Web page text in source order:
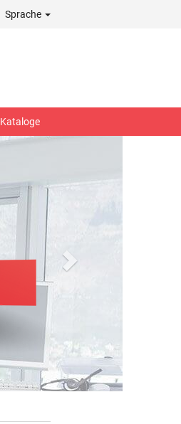
Sprache
Kataloge